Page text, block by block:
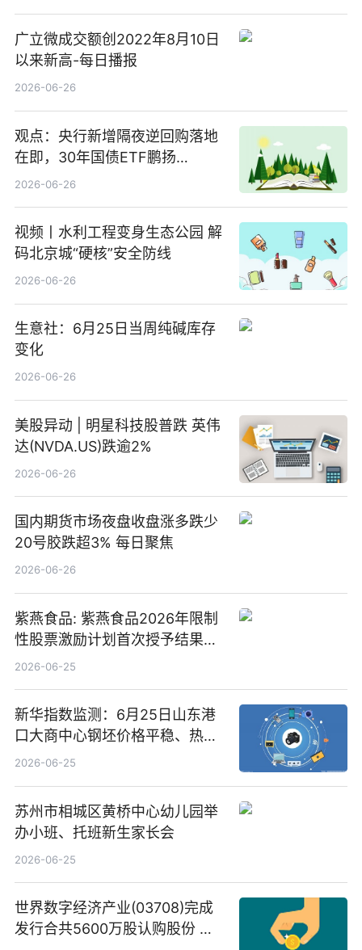
广立微成交额创2022年8月10日
以来新高-每日播报
2026-06-26
观点：央行新增隔夜逆回购落地
在即，30年国债ETF鹏扬
(511090) 盘中小幅上涨
2026-06-26
视频丨水利工程变身生态公园 解
码北京城“硬核”安全防线
2026-06-26
生意社：6月25日当周纯碱库存
变化
2026-06-26
美股异动 | 明星科技股普跌 英伟
达(NVDA.US)跌逾2%
2026-06-26
国内期货市场夜盘收盘涨多跌少
20号胶跌超3% 每日聚焦
2026-06-26
紫燕食品: 紫燕食品2026年限制
性股票激励计划首次授予结果公
告-微资讯
2026-06-25
新华指数监测：6月25日山东港
口大商中心钢坯价格平稳、热轧
C料价格微幅下跌
2026-06-25
苏州市相城区黄桥中心幼儿园举
办小班、托班新生家长会
2026-06-25
世界数字经济产业(03708)完成
发行合共5600万股认购股份 净